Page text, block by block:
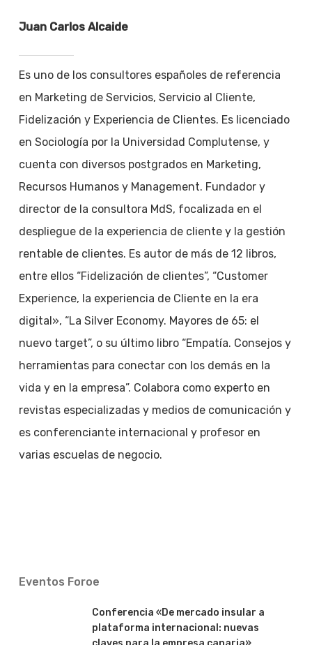
Juan Carlos Alcaide
Es uno de los consultores españoles de referencia
en Marketing de Servicios, Servicio al Cliente,
Fidelización y Experiencia de Clientes. Es licenciado
en Sociología por la Universidad Complutense, y
cuenta con diversos postgrados en Marketing,
Recursos Humanos y Management. Fundador y
director de la consultora MdS, focalizada en el
despliegue de la experiencia de cliente y la gestión
rentable de clientes. Es autor de más de 12 libros,
entre ellos “Fidelización de clientes”, “Customer
Experience, la experiencia de Cliente en la era
digital», “La Silver Economy. Mayores de 65: el
nuevo target”, o su último libro “Empatía. Consejos y
herramientas para conectar con los demás en la
vida y en la empresa”. Colabora como experto en
revistas especializadas y medios de comunicación y
es conferenciante internacional y profesor en
varias escuelas de negocio.
Eventos Foroe
Conferencia «De mercado insular a
plataforma internacional: nuevas